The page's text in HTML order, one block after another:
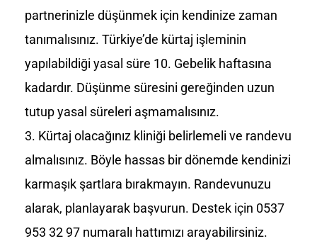
partnerinizle düşünmek için kendinize zaman
tanımalısınız. Türkiye’de kürtaj işleminin
yapılabildiği yasal süre 10. Gebelik haftasına
kadardır. Düşünme süresini gereğinden uzun
tutup yasal süreleri aşmamalısınız.
Kürtaj olacağınız kliniği belirlemeli ve randevu
almalısınız. Böyle hassas bir dönemde kendinizi
karmaşık şartlara bırakmayın. Randevunuzu
alarak, planlayarak başvurun. Destek için 0537
953 32 97 numaralı hattımızı arayabilirsiniz.